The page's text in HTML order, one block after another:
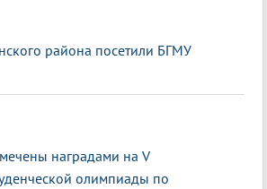
района посетили БГМУ
наградами на V
олимпиады по